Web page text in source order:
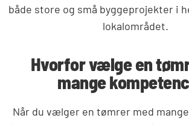
både store og små byggeprojekter i
lokalområdet.
Hvorfor vælge en
mange
Når du vælger en tømrer med